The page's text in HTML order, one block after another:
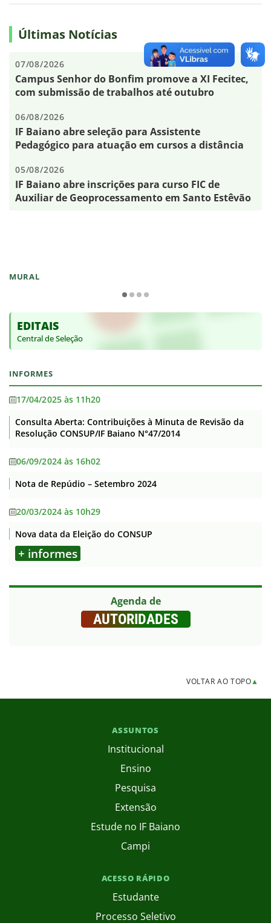
MURAL
EDITAIS
Central de Seleção
INFORMES
17/04/2025 às 11h20
Consulta Aberta: Contribuições à Minuta de Revisão da
Resolução CONSUP/IF Baiano N°47/2014
06/09/2024 às 16h02
Nota de Repúdio – Setembro 2024
20/03/2024 às 10h29
Nova data da Eleição do CONSUP
+ informes
Agenda de
AUTORIDADES
Últimas Notícias
07/08/2026
Campus Senhor do Bonfim promove a XI Fecitec,
com submissão de trabalhos até outubro
06/08/2026
IF Baiano abre seleção para Assistente
Pedagógico para atuação em cursos a distância
05/08/2026
IF Baiano abre inscrições para curso FIC de
Auxiliar de Geoprocessamento em Santo Estêvão
VOLTAR AO TOPO▲
ASSUNTOS
Institucional
Ensino
Pesquisa
Extensão
Estude no IF Baiano
Campi
ACESSO RÁPIDO
Estudante
Processo Seletivo